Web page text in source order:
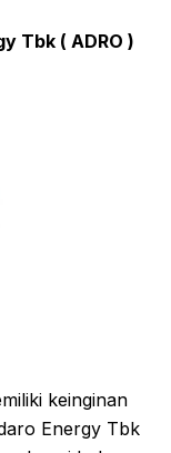
Tbk ( ADRO )
keinginan
Energy Tbk